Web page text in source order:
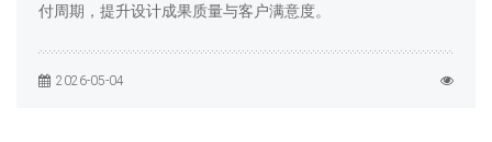
付周期，提升设计成果质量与客户满意度。
2026-05-04